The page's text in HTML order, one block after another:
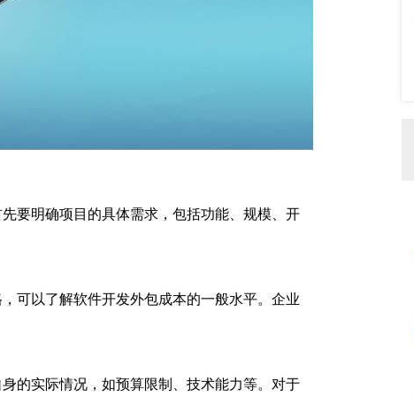
要明确项目的具体需求，包括功能、规模、开
可以了解软件开发外包成本的一般水平。企业
的实际情况，如预算限制、技术能力等。对于